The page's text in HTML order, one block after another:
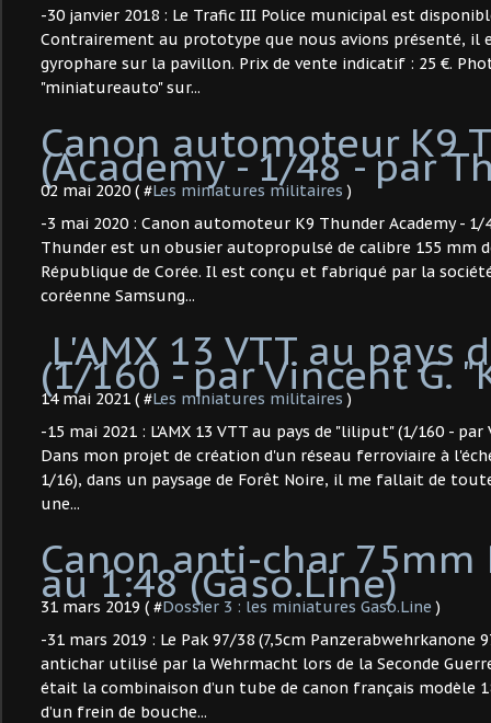
-30 janvier 2018 : Le Trafic III Police municipal est
Contrairement au prototype que nous avions présenté, il
gyrophare sur la pavillon. Prix de vente indicatif : 25 €.
"miniatureauto" sur...
Canon automoteur K9
(Academy - 1/48 - par
02 mai 2020 ( #Les miniatures militaires )
-3 mai 2020 : Canon automoteur K9 Thunder Academy - 1/
Thunder est un obusier autopropulsé de calibre 155 mm
République de Corée. Il est conçu et fabriqué par la
coréenne Samsung...
L'AMX 13 VTT au pays
(1/160 - par Vincent G.
14 mai 2021 ( #Les miniatures militaires )
-15 mai 2021 : L'AMX 13 VTT au pays de "liliput" (1/160 - par
Dans mon projet de création d'un réseau ferroviaire à
1/16), dans un paysage de Forêt Noire, il me fallait de
une...
Canon anti-char 75mm
au 1:48 (Gaso.Line)
31 mars 2019 ( #Dossier 3 : les miniatures Gaso.Line )
-31 mars 2019 : Le Pak 97/38 (7,5cm Panzerabwehrkanone
antichar utilisé par la Wehrmacht lors de la Seconde
était la combinaison d’un tube de canon français modèle
d’un frein de bouche...